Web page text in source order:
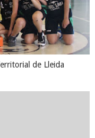
de Lleida